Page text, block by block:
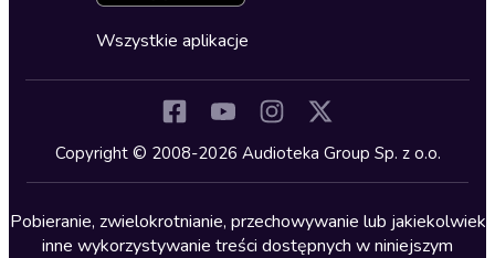
Kryminały
Lektury szkolne
Literatura anglojęzyczna
Cykle audiobooków
Wszystkie aplikacje
Copyright © 2008-2026 Audioteka Group Sp. z o.o.
Pobieranie, zwielokrotnianie, przechowywanie lub jakiekolwiek
inne wykorzystywanie treści dostępnych w niniejszym